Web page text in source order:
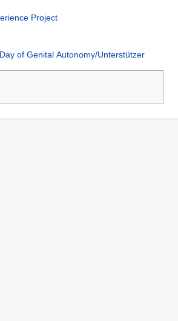
Project
of Genital Autonomy/Unterstützer